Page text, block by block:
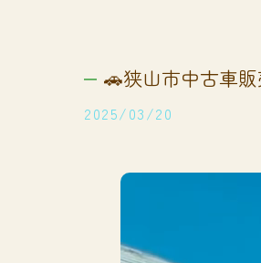
🚗狭山市中古車
2025/03/20